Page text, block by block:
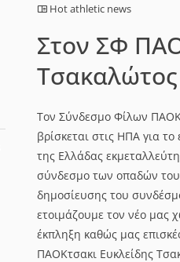
Hot athletic news
Στον ΣΦ
Τσακαλώτος
Τον Σύνδεσμο Φίλων ΠΑΟΚ
βρίσκεται στις ΗΠΑ για
της Ελλάδας
σύνδεσμο των οπαδών
δημοσίευσης του
ετοιμάζουμε τον νέο μας
έκπληξη καθώς μας
ΠΑΟΚτσακι Ευκλείδης